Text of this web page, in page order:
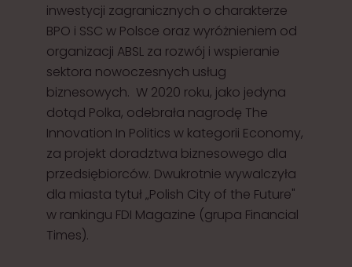
inwestycji zagranicznych o charakterze
BPO i SSC w Polsce oraz wyróżnieniem od
organizacji ABSL za rozwój i wspieranie
sektora nowoczesnych usług
biznesowych. W 2020 roku, jako jedyna
dotąd Polka, odebrała nagrodę The
Innovation In Politics w kategorii Economy,
za projekt doradztwa biznesowego dla
przedsiębiorców. Dwukrotnie wywalczyła
dla miasta tytuł „Polish City of the Future"
w rankingu FDI Magazine (grupa Financial
Times).